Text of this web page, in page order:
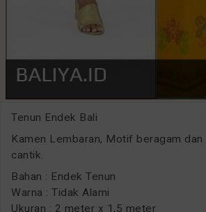
Tenun Endek Bali
Kamen Lembaran, Motif beragam dan
cantik.
Bahan : Endek Tenun
Warna : Tidak Alami
Ukuran : 2 meter x 1,5 meter